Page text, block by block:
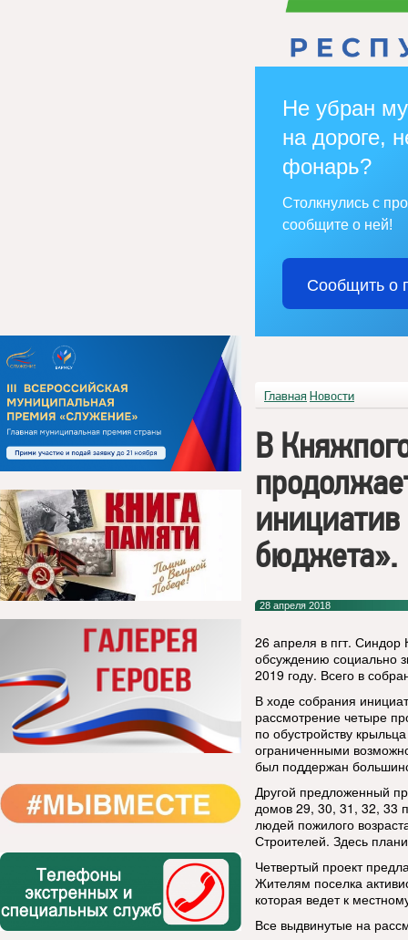
Не убран
на дороге,
фонарь?
Столкнулись с
сообщите о ней!
Сообщить о
Главная Новости
В
бюджета».
28 апреля 2018
26 апреля в пгт. Синдор
обсуждению социально
2019 году. Всего в
В ходе собрания
рассмотрение четыре
по обустройству
ограниченными
был поддержан
Другой предложенный
домов 29, 30, 31, 32, 33
людей пожилого
Строителей. Здесь
Четвертый проект
Жителям поселка
которая ведет к
Все выдвинутые на